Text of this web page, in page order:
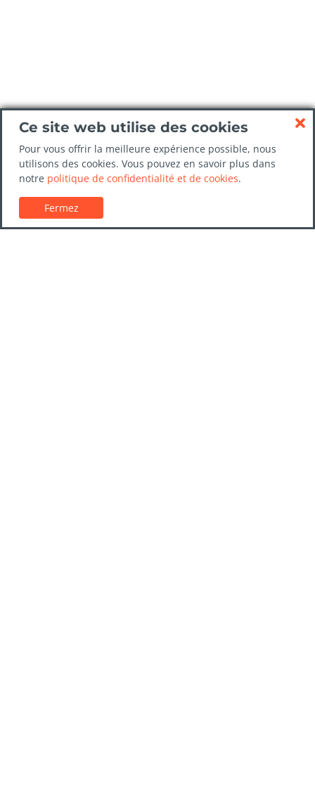
Ce site web utilise des cookies
Pour vous offrir la meilleure expérience possible, nous
utilisons des cookies. Vous pouvez en savoir plus dans
notre politique de confidentialité et de cookies.
Fermez